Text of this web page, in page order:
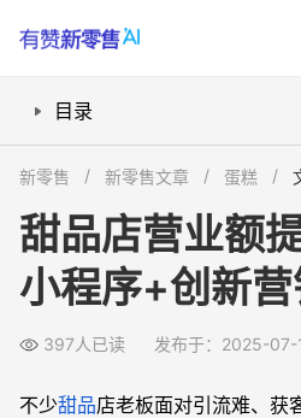
目录
AI智能助手如何助力活动策划与
如何实现自营外卖订单的零抽佣
小程序营销适合哪些类型的门店操作
如何设计有效的邀请有礼机制吸引老
新零售 新零售文章 蛋糕
甜品店营业额
小程序+创新
397人已读 发布于：2025-07-
不少甜品店老板面对引流难、获